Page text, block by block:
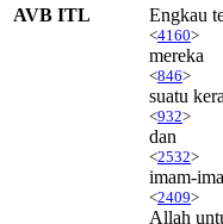
AVB ITL
Engkau
<4160>
mereka
<846>
suatu
<932>
dan
<2532>
imam-
<2409>
Allah